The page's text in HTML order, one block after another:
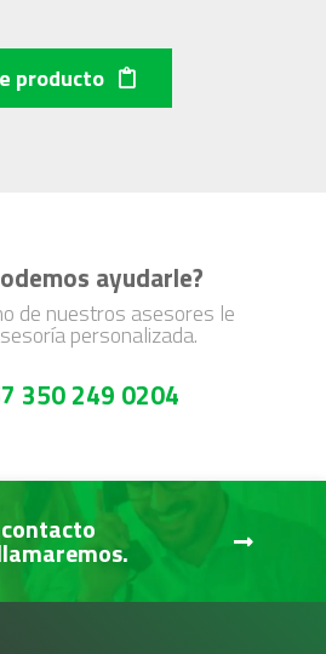
producto
ayudarle?
de nuestros asesores le
personalizada.
350 249 0204
contacto